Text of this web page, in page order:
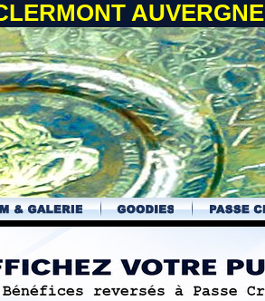
AUVERGNE